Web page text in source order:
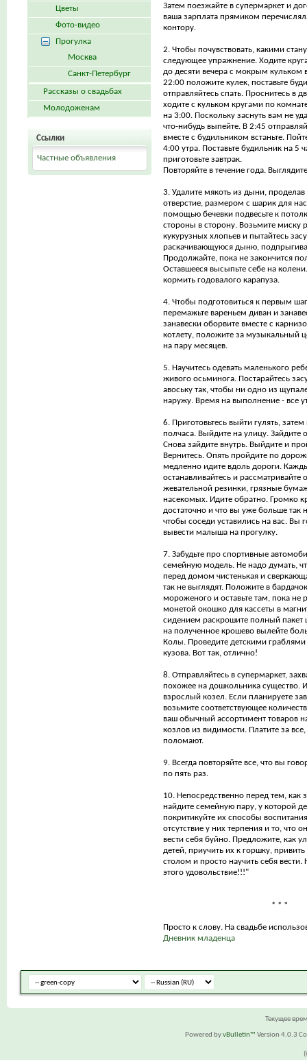
Затем поезжайте в супермаркет и
ваша зарплата прямиком
контору.
2. Чтобы почувствовать, какими
следующее упражнение. Ходите
до десяти вечера с мокрым кульком
22:00 положите кулек, поставьте
отправляйтесь спать. Проснитесь в
ходите с кульком кругами по
на 3:00. Поскольку заснуть вам не
что-нибудь выпейте. В 2:45
вместе с будильником встаньте.
4:00 утра. Поставьте будильник на 5
приготовьте завтрак.
Повторяйте в течение года.
3. Удалите мякоть из дыни,
отверстие, размером с шарик для
помощью бечевки подвесьте к
стороны в сторону. Возьмите миску
кукурузных хлопьев и пытайтесь
раскачивающуюся дыню,
Продолжайте, пока не закончится
Оставшееся высыпьте себе на
кормить годовалого карапуза.
4. Чтобы подготовиться к первым
перемажьте вареньем диван и
занавески оборвите вместе с
котлету, положите за музыкальный
на пару месяцев.
5. Научитесь одевать маленького
живого осьминога. Постарайтесь
авоську так, чтобы ни одно из
наружу. Время на выполнение - все
6. Приготовьтесь выйти гулять,
полчаса. Выйдите на улицу. Зайдите
Снова зайдите внутрь. Выйдите и
Вернитесь. Опять пройдите по
медленно идите вдоль дороги.
останавливайтесь и рассматривайте
жевательной резинки, грязные
насекомых. Идите обратно. Громко
достаточно и что вы уже больше так
чтобы соседи уставились на вас. Вы
вывести малыша на прогулку.
7. Забудьте про спортивные
семейную модель. Не надо думать,
перед домом чистенькая и
так не выглядят. Положите в
мороженого и оставьте там, пока не
монетой окошко для кассеты в
сидением раскрошите полный пакет
на полученное крошево вылейте
Колы. Проведите детскими
кузова. Вот так, отлично!
8. Отправляйтесь в супермаркет,
похожее на дошкольника существо.
взрослый козел. Если планируете
возьмите соответствующее
ваш обычный ассортимент товаров
козлов из видимости. Платите за
поломают.
9. Всегда повторяйте все, что вы
по пять раз.
10. Непосредственно перед тем, как
найдите семейную пару, у которой
покритикуйте их способы
отсутствие у них терпения и то, что
вести себя буйно. Предложите, как
детей, приучить их к горшку,
столом и просто научить себя вести.
этого удовольствие!!!"
* * *
Просто к слову. На свадьбе
Дневник младенца
Цветы
Фото-видео
Прогулка
Москва
Санкт-Петербург
Рассказы о свадьбах
Молодоженам
Ссылки
Частные объявления
Текущее
Powered byvBulletin™ Version 4.0.3